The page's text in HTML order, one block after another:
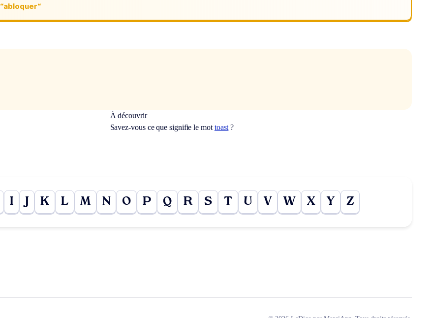
“abloquer“
À découvrir
Savez-vous ce que signifie le mot toast ?
I K L M N O P Q R S T U V W X Y Z